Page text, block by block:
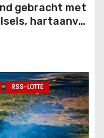
gebracht met
hartaanval
RSS-LOTTE